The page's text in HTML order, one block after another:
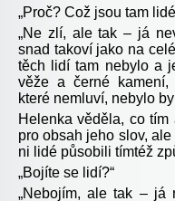
„Proč? Což jsou tam
„Ne zlí, ale tak – já
snad takoví jako na
těch lidí tam nebylo a
věže a černé kamení,
které nemluví, nebylo
Helenka věděla, co
pro obsah jeho slov,
ni lidé působili tímtéž
„Bojíte se lidí?“
„Nebojím, ale tak – já